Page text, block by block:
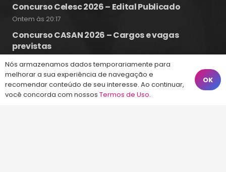
Concurso Celesc 2026 – Edital Publicado
Ontem às 20:17
Concurso CASAN 2026 – Cargos e vagas
previstas
Fale Conosco
Nós armazenamos dados temporariamente para
melhorar a sua experiência de navegação e
recomendar conteúdo de seu interesse. Ao continuar,
você concorda com nossos Termos de Uso.
OK